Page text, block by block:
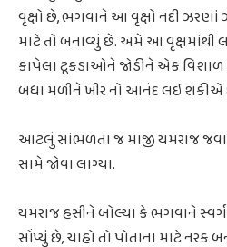
વૃક્ષો છે, ભગવાને આ વૃક્ષો નદી
માટે તો બનાવ્યું છે. અમે આ વૃક્ષમાંથી
કાપેલા ટૂકડાઓને જોડીને એક
બધા મળીને ખીર નો આનંદ લઇ
આટલું સાંભળતા જ માજી યમરાજ
સામે જોવા લાગ્યા.
યમરાજ હસીને બોલ્યા કે ભગવાને
સોંપ્યું છે, ચાહો તો પોતાના માટે નરક